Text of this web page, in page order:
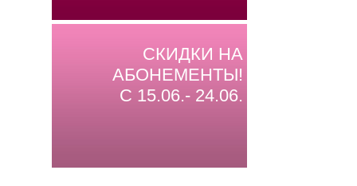
СКИДКИ НА
АБОНЕМЕНТЫ!
С 15.06.- 24.06.